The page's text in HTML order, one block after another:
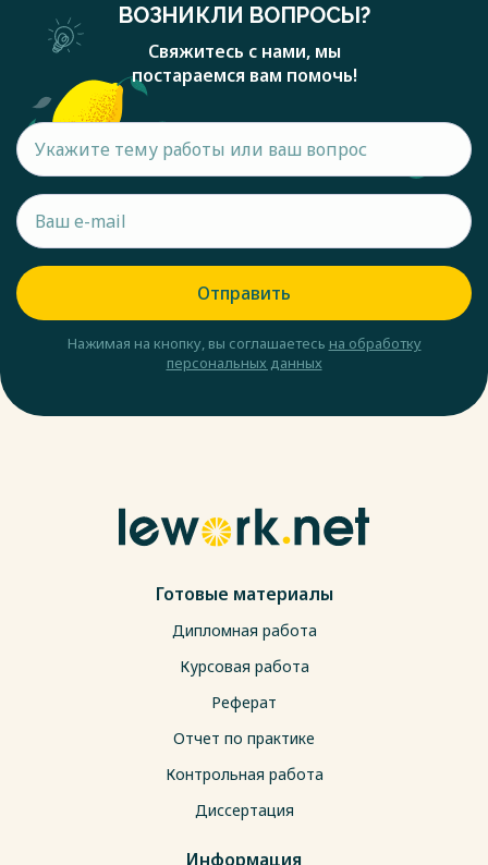
ВОЗНИКЛИ ВОПРОСЫ?
Свяжитесь с нами, мы
постараемся вам помочь!
Отправить
Нажимая на кнопку, вы соглашаетесь на обработку
персональных данных
Готовые материалы
Дипломная работа
Курсовая работа
Реферат
Отчет по практике
Контрольная работа
Диссертация
Информация